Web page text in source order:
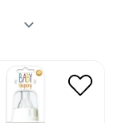
€ 2.50